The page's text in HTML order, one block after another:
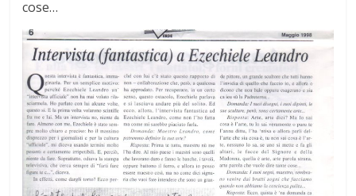
cose…